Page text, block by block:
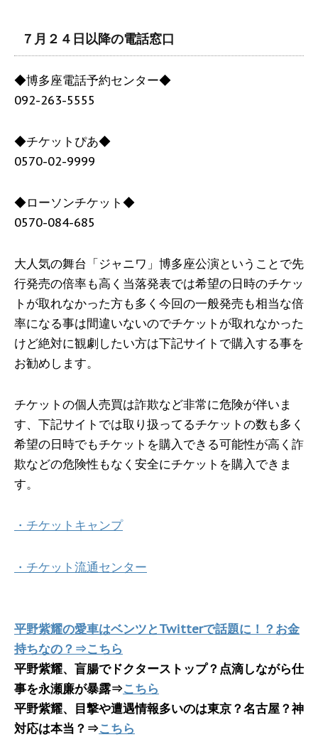
７月２４日以降の電話窓口
◆博多座電話予約センター◆
092-263-5555
◆チケットぴあ◆
0570-02-9999
◆ローソンチケット◆
0570-084-685
大人気の舞台「ジャニワ」博多座公演ということで先
行発売の倍率も高く当落発表では希望の日時のチケッ
トが取れなかった方も多く今回の一般発売も相当な倍
率になる事は間違いないのでチケットが取れなかった
けど絶対に観劇したい方は下記サイトで購入する事を
お勧めします。
チケットの個人売買は詐欺など非常に危険が伴いま
す、下記サイトでは取り扱ってるチケットの数も多く
希望の日時でもチケットを購入できる可能性が高く詐
欺などの危険性もなく安全にチケットを購入できま
す。
・チケットキャンプ
・チケット流通センター
平野紫耀の愛車はベンツとTwitterで話題に！？お金
持ちなの？⇒こちら
平野紫耀、盲腸でドクターストップ？点滴しながら仕
事を永瀬廉が暴露⇒こちら
平野紫耀、目撃や遭遇情報多いのは東京？名古屋？神
対応は本当？⇒こちら